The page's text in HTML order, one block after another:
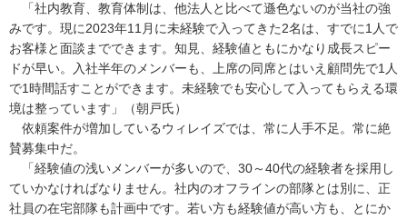
「社内教育、教育体制は、他法人と比べて遜色ないのが当社の強
みです。現に2023年11月に未経験で入ってきた2名は、すでに1人で
お客様と面談までできます。知見、経験値ともにかなり成長スピー
ドが早い。入社半年のメンバーも、上席の同席とはいえ顧問先で1人
で1時間話すことができます。未経験でも安心して入ってもらえる環
境は整っています」（朝戸氏）
依頼案件が増加しているウィレイズでは、常に人手不足。常に絶
賛募集中だ。
「経験値の浅いメンバーが多いので、30～40代の経験者を採用し
ていかなければなりません。社内のオフラインの部隊とは別に、正
社員の在宅部隊も計画中です。若い方も経験値が高い方も、とにか